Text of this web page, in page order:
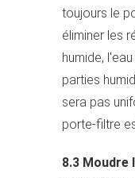
toujours le
éliminer les
humide,
parties
sera pas
porte-filtre
8.3 Moudre